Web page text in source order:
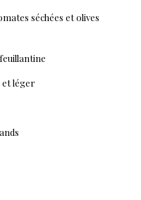
séchées et olives
et léger